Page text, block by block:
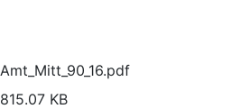
Amt_Mitt_90_16.pdf
815.07 KB